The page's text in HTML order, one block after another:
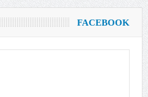
FACEBOOK